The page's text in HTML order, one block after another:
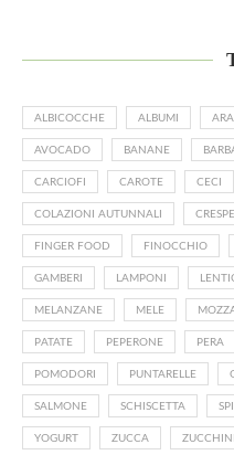
ALBICOCCHE ALBUMI
AVOCADO BANANE
CARCIOFI CAROTE CECI
COLAZIONI AUTUNNALI
FINGER FOOD FINOCCHIO
GAMBERI LAMPONI
MELANZANE MELE
PATATE PEPERONE PERA
POMODORI PUNTARELLE
SALMONE SCHISCETTA
YOGURT ZUCCA